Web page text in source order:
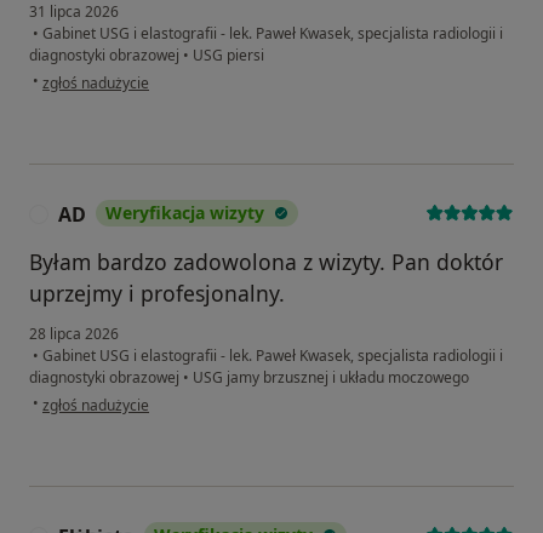
31 lipca 2026
• Gabinet USG i elastografii - lek. Paweł Kwasek, specjalista radiologii i
diagnostyki obrazowej • USG piersi
• w opinii użytkownika Monika
zgłoś nadużycie
AD Weryfikacja wizyty
Byłam bardzo zadowolona z wizyty. Pan doktór
uprzejmy i profesjonalny.
28 lipca 2026
• Gabinet USG i elastografii - lek. Paweł Kwasek, specjalista radiologii i
diagnostyki obrazowej • USG jamy brzusznej i układu moczowego
• w opinii użytkownika AD
zgłoś nadużycie